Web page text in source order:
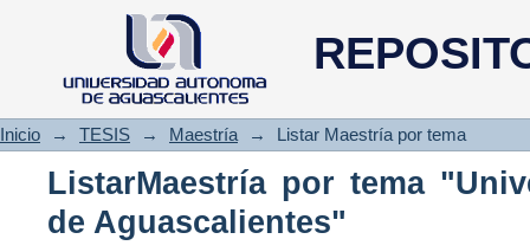
ListarMaestría por tema
Inicio → TESIS → Maestría → Listar Maestría por tema
ListarMaestría por tema
de Aguascalientes"